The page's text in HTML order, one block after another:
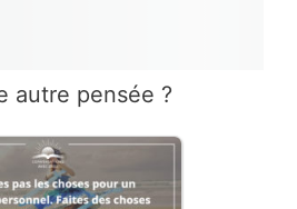
autre pensée ?